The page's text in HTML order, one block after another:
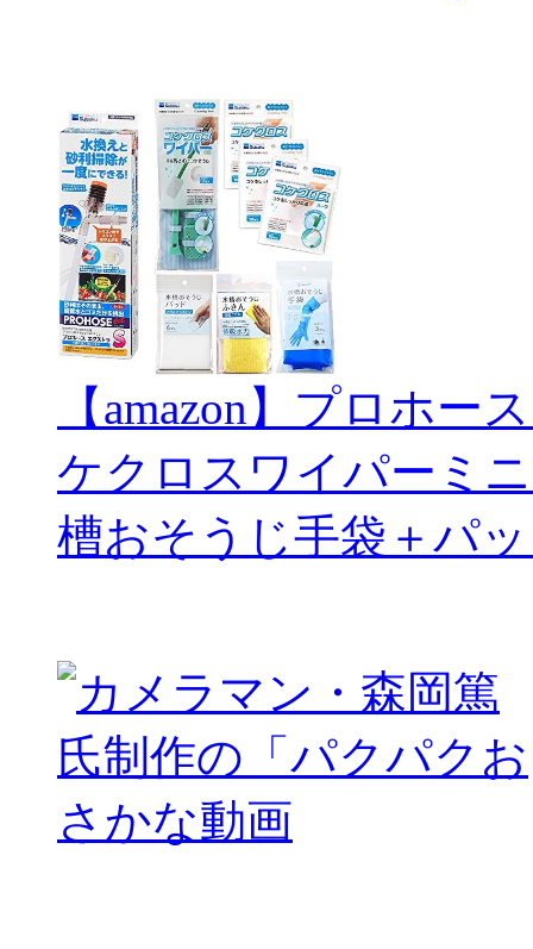
【amazon】プロホー
ケクロスワイパーミ
槽おそうじ手袋＋パ